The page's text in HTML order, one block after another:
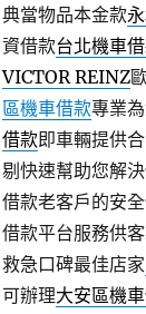
典當物品本金款
資借款台北機車
VICTOR REINZ
區機車借款專業
借款即車輛提供
剔快速幫助您解
借款老客戶的安
借款平台服務供
救急口碑最佳店家
可辦理大安區機